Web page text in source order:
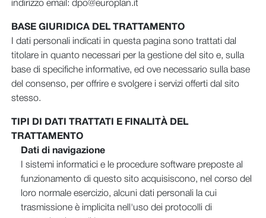
indirizzo email: dpo@europlan.it
BASE GIURIDICA DEL TRATTAMENTO
I dati personali indicati in questa pagina sono trattati dal
titolare in quanto necessari per la gestione del sito e, sulla
base di specifiche informative, ed ove necessario sulla base
del consenso, per offrire e svolgere i servizi offerti dal sito
stesso.
TIPI DI DATI TRATTATI E FINALITÀ DEL
TRATTAMENTO
Dati di navigazione
I sistemi informatici e le procedure software preposte al
funzionamento di questo sito acquisiscono, nel corso del
loro normale esercizio, alcuni dati personali la cui
trasmissione è implicita nell'uso dei protocolli di